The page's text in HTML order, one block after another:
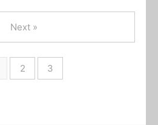
2 3
Next »